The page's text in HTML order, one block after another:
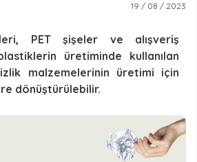
19 / 08 / 2023
PET şişeler ve alışveriş
üretiminde kullanılan
malzemelerinin üretimi için
dönüştürülebilir.